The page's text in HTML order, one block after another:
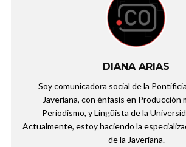
DIANA ARIAS
Soy comunicadora social de la
Javeriana, con énfasis en Producción
Periodismo, y Lingüista de la
Actualmente, estoy haciendo la
de la Javeriana.